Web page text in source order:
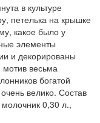
в культуре
петелька на крышке
какое было у
элементы
и декорированы
весьма
богатой
велико. Состав
0,30 л.,